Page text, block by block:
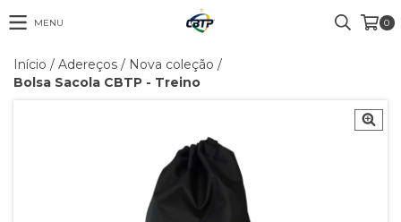
MENU 0
Início / Adereços / Nova coleção /
Bolsa Sacola CBTP - Treino